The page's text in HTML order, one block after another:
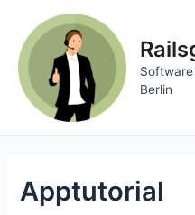
Inhalt
springen
Berlin
Apptutorial